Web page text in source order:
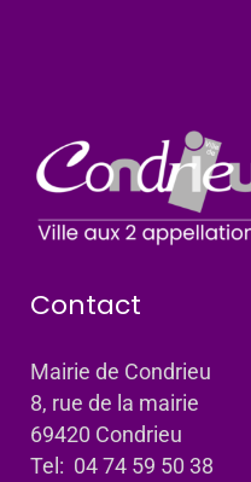
Contact
Mairie de Condrieu
8, rue de la mairie
69420 Condrieu
Tel: 04 74 59 50 38